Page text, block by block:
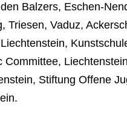
Balzers, Eschen-
Triesen, Vaduz,
Committee,
Stiftung Offene